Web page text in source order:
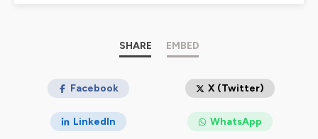
L'émission est présentée par Jérôme Vincent
confidentialite
pour plus d'informations.
SHARE EMBED
Facebook X (Twitter)
LinkedIn WhatsApp